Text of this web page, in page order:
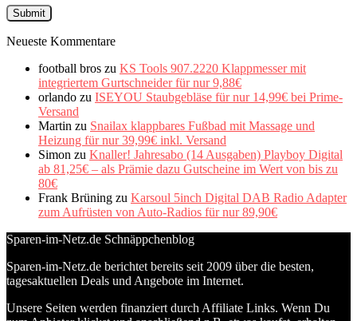
Neueste Kommentare
football bros zu KS Tools 907.2220 Klappmesser mit
integriertem Gurtschneider für nur 9,88€
orlando zu ISEYOU Staubgebläse für nur 14,99€ bei Prime-
Versand
Martin zu Snailax klappbares Fußbad mit Massage und
Heizung für nur 39,99€ inkl. Versand
Simon zu Knaller! Jahresabo (14 Ausgaben) Playboy Digital
ab 81,25€ – als Prämie dazu Gutscheine im Wert von bis zu
80€
Frank Brüning zu Karsoul 5inch Digital DAB Radio Adapter
zum Aufrüsten von Auto-Radios für nur 89,90€
Sparen-im-Netz.de Schnäppchenblog
Sparen-im-Netz.de berichtet bereits seit 2009 über die besten,
tagesaktuellen Deals und Angebote im Internet.
Unsere Seiten werden finanziert durch Affiliate Links. Wenn Du